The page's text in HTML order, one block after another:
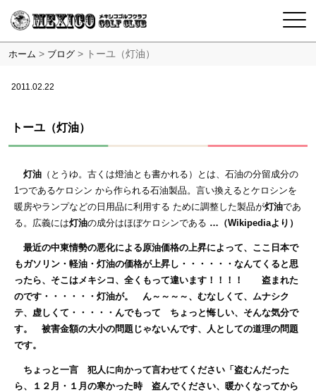
ホーム > ブログ > トーユ（灯油）
2011.02.22
トーユ（灯油）
灯油 （とうゆ。古くは燈油とも書かれる）とは、石油の分留成分の
1つであるケロシン から作られる石油製品。言い換えるとケロシンを
暖房やランプなどの日用品に利用する ために調整した製品が灯油であ
る。広義には灯油の成分はほぼケロシンである …（Wikipediaより）
最近の中東情勢の悪化による原油価格の上昇によって、ここ日本で
もガソリン・軽油・灯油の価格が上昇し・・・・・・なんてくると思
ったら、そこはメキシコ、全くもって違います！！！！ 盗まれた
のです・・・・・・灯油が。 ん～～～～、むなしくて、ムナシク
テ、虚しくて・・・・・んでもって ちょっと悔しい、そんな気分で
す。 被害金額の大小の問題じゃないんです、人としての道理の問題
です。
ちょっと一言 犯人に向かって言わせてください「盗むんだった
ら、１２月・１月の寒かった時 盗んでください、暖かくなってから